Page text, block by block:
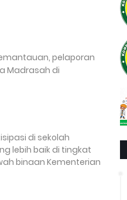
pelaporan
Madrasah di
di sekolah
lebih baik di tingkat
binaan Kementerian